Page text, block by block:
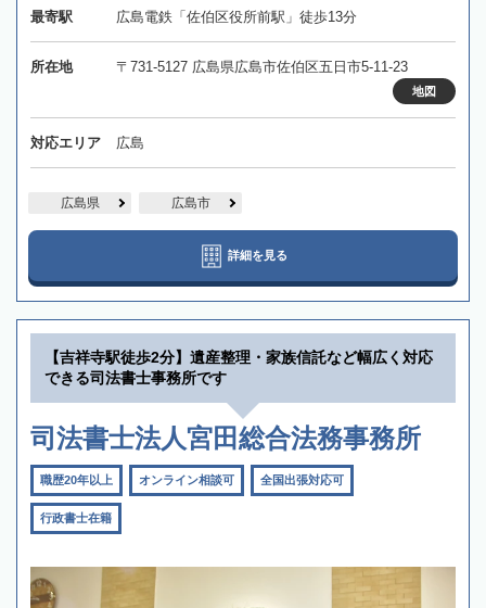
最寄駅 広島電鉄「佐伯区役所前駅」徒歩13分
所在地 〒731-5127 広島県広島市佐伯区五日市5-11-23
地図
対応エリア 広島
広島県 広島市
詳細を見る
【吉祥寺駅徒歩2分】遺産整理・家族信託など幅広く対応
できる司法書士事務所です
司法書士法人宮田総合法務事務所
職歴20年以上 オンライン相談可 全国出張対応可
行政書士在籍